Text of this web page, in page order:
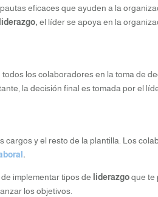
eficaces que ayuden a la
liderazgo,el líder se apoya en la
los colaboradores en la toma de
la decisión final es tomada por el
cargos y el resto de la plantilla. Los
.
implementar tipos de liderazgoque te
los objetivos.